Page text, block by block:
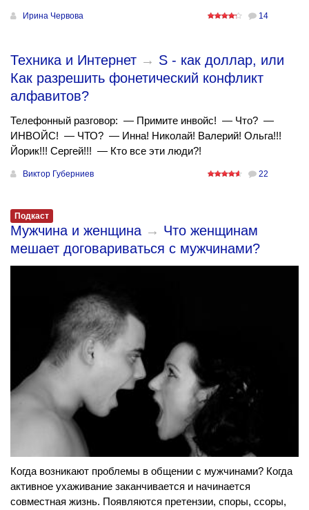
Ирина Червова 14
Техника и Интернет → S - как доллар, или
Как разрешить фонетический конфликт
алфавитов?
Телефонный разговор: — Примите инвойс! — Что? —
ИНВОЙС! — ЧТО? — Инна! Николай! Валерий! Ольга!!!
Йорик!!! Сергей!!! — Кто все эти люди?!
Виктор Губерниев 22
Подкаст
Мужчина и женщина → Что женщинам
мешает договариваться с мужчинами?
Когда возникают проблемы в общении с мужчинами? Когда
активное ухаживание заканчивается и начинается
совместная жизнь. Появляются претензии, споры, ссоры,